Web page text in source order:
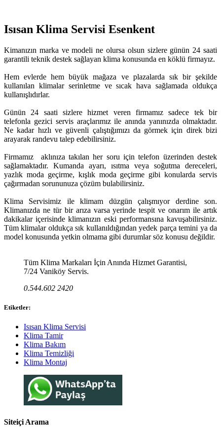
Isısan Klima Servisi Esenkent
Kimanızın marka ve modeli ne olursa olsun sizlere günün 24 saati
garantili teknik destek sağlayan klima konusunda en köklü firmayız.
Hem evlerde hem büyük mağaza ve plazalarda sık bir şekilde
kullanılan klimalar serinletme ve sıcak hava sağlamada oldukça
kullanışlıdırlar.
Günün 24 saati sizlere hizmet veren firmamız sadece tek bir
telefonla gezici servis araçlarımız ile anında yanınızda olmaktadır.
Ne kadar hızlı ve güvenli çalıştığımızı da görmek için direk bizi
arayarak randevu talep edebilirsiniz.
Firmamız aklınıza takılan her soru için telefon üzerinden destek
sağlamaktadır. Kumanda ayarı, ısıtma veya soğutma dereceleri,
yazlık moda geçirme, kışlık moda geçirme gibi konularda servis
çağırmadan sorununuza çözüm bulabilirsiniz.
Klima Servisimiz ile klimam düzgün çalışmıyor derdine son.
Klimanızda ne tür bir arıza varsa yerinde tespit ve onarım ile artık
dakikalar içerisinde klimanızın eski performansına kavuşabilirsiniz.
Tüm klimalar oldukça sık kullanıldığından yedek parça temini ya da
model konusunda yetkin olmama gibi durumlar söz konusu değildir.
Tüm Klima Markaları İçin Anında Hizmet Garantisi,
7/24 Vaniköy Servis.
0.544.602 2420
Etiketler:
Isısan Klima Servisi
Klima Tamir
Klima Bakım
Klima Temizliği
Klima Montaj
Siteiçi Arama